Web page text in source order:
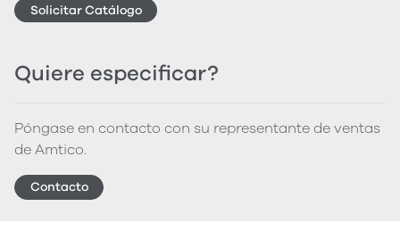
Solicitar Catálogo
Quiere especificar?
Póngase en contacto con su representante de ventas
de Amtico.
Contacto